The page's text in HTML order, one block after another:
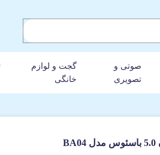
صوتی و
تصویری
گجت و لوازم
خانگی